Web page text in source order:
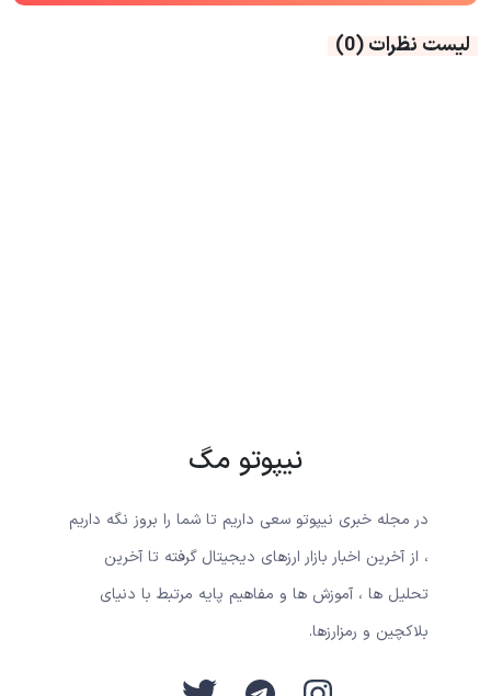
لیست نظرات(0)
نیپوتو مگ
در مجله خبری نیپوتو سعی داریم تا شما را بروز نگه داریم
، از آخرین اخبار بازار ارزهای دیجیتال گرفته تا آخرین
تحلیل ها ، آموزش ها و مفاهیم پایه مرتبط با دنیای
بلاکچین و رمزارزها.